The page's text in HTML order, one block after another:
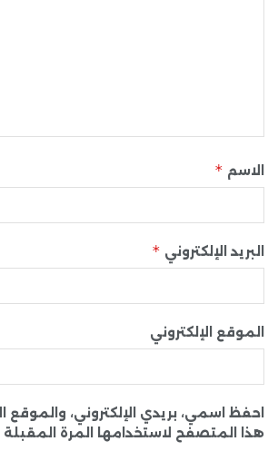
الاسم *
البريد الإلكتروني *
الموقع الإلكتروني
احفظ اسمي، بريدي الإلكتروني، والموقع
هذا المتصفح لاستخدامها المرة